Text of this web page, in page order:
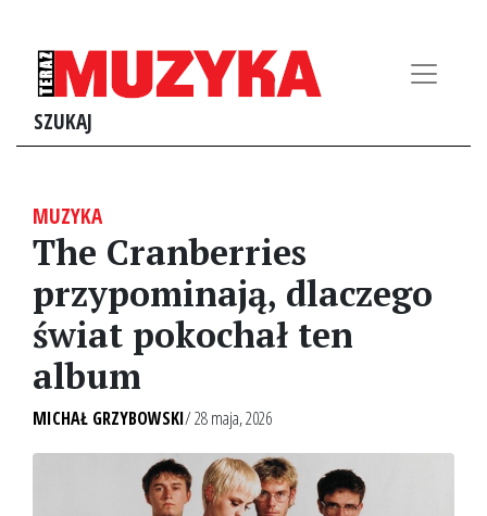
SZUKAJ
MUZYKA
The Cranberries
przypominają, dlaczego
świat pokochał ten
album
MICHAŁ GRZYBOWSKI/ 28 maja, 2026